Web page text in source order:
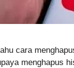
cara
menghapus